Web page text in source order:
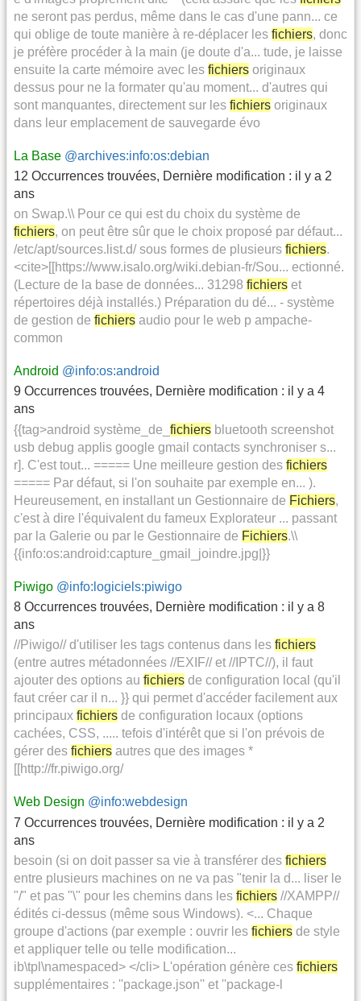
ne seront pas perdus, même dans le cas d'une pann... ce
qui oblige de toute manière à re-déplacer les fichiers, donc
je préfère procéder à la main (je doute d'a... tude, je laisse
ensuite la carte mémoire avec les fichiers originaux
dessus pour ne la formater qu'au moment... d'autres qui
sont manquantes, directement sur les fichiers originaux
dans leur emplacement de sauvegarde évo
La Base @archives:info:os:debian
12 Occurrences trouvées, Dernière modification : il y a 2
ans
on Swap.\\ Pour ce qui est du choix du système de
fichiers, on peut être sûr que le choix proposé par défaut...
/etc/apt/sources.list.d/ sous formes de plusieurs fichiers.
<cite>[[https://www.isalo.org/wiki.debian-fr/Sou... ectionné.
(Lecture de la base de données... 31298 fichiers et
répertoires déjà installés.) Préparation du dé... - système
de gestion de fichiers audio pour le web p ampache-
common
Android @info:os:android
9 Occurrences trouvées, Dernière modification : il y a 4
ans
{{tag>android système_de_ fichiers bluetooth screenshot
usb debug applis google gmail contacts synchroniser s...
r]. C'est tout... ===== Une meilleure gestion des fichiers
===== Par défaut, si l'on souhaite par exemple en... ).
Heureusement, en installant un Gestionnaire de Fichiers,
c'est à dire l'équivalent du fameux Explorateur ... passant
par la Galerie ou par le Gestionnaire de Fichiers.\\
{{info:os:android:capture_gmail_joindre.jpg|}}
Piwigo @info:logiciels:piwigo
8 Occurrences trouvées, Dernière modification : il y a 8
ans
//Piwigo// d'utiliser les tags contenus dans les fichiers
(entre autres métadonnées //EXIF// et //IPTC//), il faut
ajouter des options au fichiers de configuration local (qu'il
faut créer car il n... }} qui permet d'accéder facilement aux
principaux fichiers de configuration locaux (options
cachées, CSS, ..... tefois d'intérêt que si l'on prévois de
gérer des fichiers autres que des images *
[[http://fr.piwigo.org/
Web Design @info:webdesign
7 Occurrences trouvées, Dernière modification : il y a 2
ans
besoin (si on doit passer sa vie à transférer des fichiers
entre plusieurs machines on ne va pas "tenir la d... liser le
"/" et pas "\" pour les chemins dans les fichiers //XAMPP//
édités ci-dessus (même sous Windows). <... Chaque
groupe d'actions (par exemple : ouvrir les fichiers de style
et appliquer telle ou telle modification...
ib\tpl\namespaced> </cli> L'opération génère ces fichiers
supplémentaires : ''package.json'' et ''package-l